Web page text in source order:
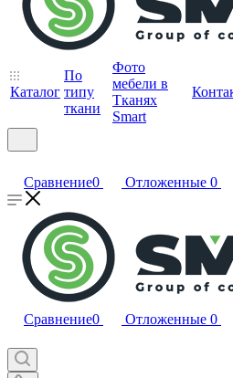
Каталог
По
типу
ткани
Фото
мебели в
Тканях
Smart
Сравнение0 Отложенные 0
Сравнение0 Отложенные 0